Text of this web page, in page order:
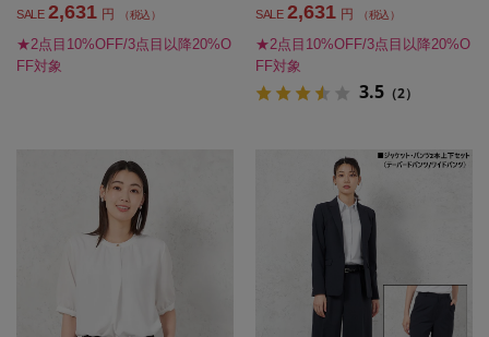
SALE 2,631 円 （税込）
★2点目10%OFF/3点目以降20%O
FF対象
SALE 2,631 円 （税込）
★2点目10%OFF/3点目以降20%O
FF対象
3.5 （2）